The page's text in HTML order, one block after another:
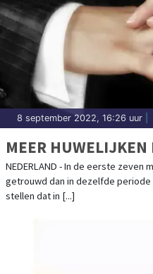
8 september 2022, 16:26 uur
MEER
NEDERLAND - In de eerste zeven
getrouwd dan in dezelfde periode
stellen dat in [...]